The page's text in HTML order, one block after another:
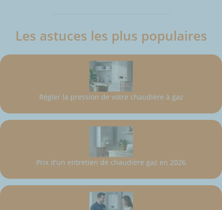
Les astuces les plus populaires
Régler la pression de votre chaudière à gaz
Prix d'un entretien de chaudière gaz en 2026